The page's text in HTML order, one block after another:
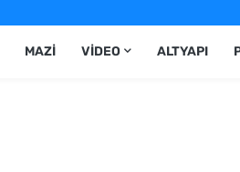
MAZI VIDEO ALTYAPI